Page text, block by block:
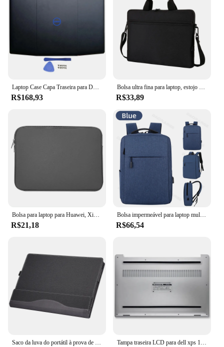
Laptop Case Capa Traseira para DELL, LCD Tampa Traseira, Frame Frontal, Dobradiças, Palmrest, Caixa Inferior, Acessórios para Laptop, 15 G3, 3500, 3590, Novo
R$168,93
Bolsa ultra fina para laptop, estojo de manga, bolsa para notebook, bolsa de ombro para Lenovo HP Dell Asus e Samsung, 13,3 pol, 14 pol, 15,6 pol
R$33,89
Bolsa para laptop para Huawei, Xiaomi, Dell, Lenovo, Macbook Air, 13 Case, Pro 11, 13, 15, 15,6 Polegadas, Capa, Capa Acessórios
R$21,18
Bolsa impermeável para laptop multi-bolsos, mochila USB para Macbook Air Pro, Lenovo, Asus, HP, Dell, grande capacidade, viajando
R$66,54
Saco da luva do portátil à prova de choque, capa para Dell Inspiron 15 3000 3515 3511 3520 3530 Vostro 3510 3530 Series 15.6 Tampa traseira LCD para dell xps 15, 9550, 9560, precisão 5520, m5510, p56f, dobradiças j83x5